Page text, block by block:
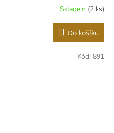
Skladem (2 ks)
Do košíku
Kód: 891